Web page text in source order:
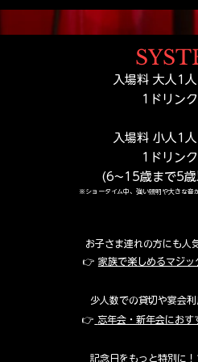
を開けた瞬間から
る。札幌観光で出
テーマパーク
入場料 大人1
​1ドリン
入場料 小人1
​1ドリン
(6~15歳まで5歳
※ショータイム中、強い照明や大きな音
お子さま連れの方にも人
👉 家族で楽しめるマジ
少人数での貸切や宴会利
👉 忘年会・新年会におす
記念日をもっと特別に